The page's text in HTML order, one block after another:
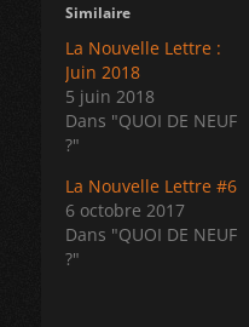
Similaire
La Nouvelle Lettre :
Juin 2018
5 juin 2018
Dans "QUOI DE NEUF
?"
La Nouvelle Lettre #6
6 octobre 2017
Dans "QUOI DE NEUF
?"